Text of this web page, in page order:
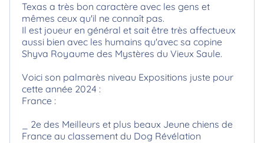
Texas a très bon caractère avec les gens et
mêmes ceux qu'il ne connaît pas.
Il est joueur en général et sait être très affectueux
aussi bien avec les humains qu'avec sa copine
Shyva Royaume des Mystères du Vieux Saule.
Voici son palmarès niveau Expositions juste pour
cette année 2024 :
France :
_ 2e des Meilleurs et plus beaux Jeune chiens de
France au classement du Dog Révélation